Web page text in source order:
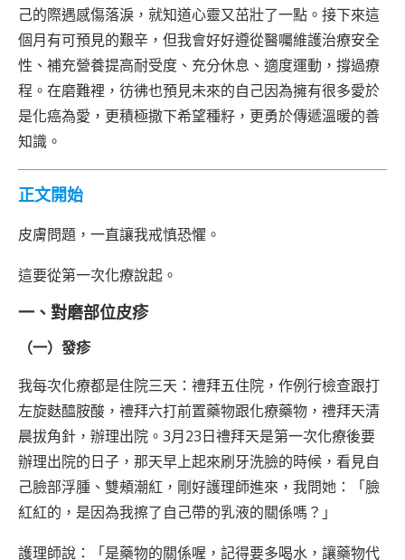
己的際遇感傷落淚，就知道心靈又茁壯了一點。接下來這
個月有可預見的艱辛，但我會好好遵從醫囑維護治療安全
性、補充營養提高耐受度、充分休息、適度運動，撐過療
程。在磨難裡，彷彿也預見未來的自己因為擁有很多愛於
是化癌為愛，更積極撒下希望種籽，更勇於傳遞溫暖的善
知識。
正文開始
皮膚問題，一直讓我戒慎恐懼。
這要從第一次化療說起。
一、對磨部位皮疹
（一）發疹
我每次化療都是住院三天：禮拜五住院，作例行檢查跟打
左旋麩醯胺酸，禮拜六打前置藥物跟化療藥物，禮拜天清
晨拔角針，辦理出院。3月23日禮拜天是第一次化療後要
辦理出院的日子，那天早上起來刷牙洗臉的時候，看見自
己臉部浮腫、雙頰潮紅，剛好護理師進來，我問她：「臉
紅紅的，是因為我擦了自己帶的乳液的關係嗎？」
護理師說：「是藥物的關係喔，記得要多喝水，讓藥物代